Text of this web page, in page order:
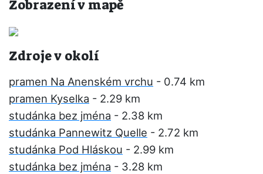
Zobrazení v mapě
Zdroje v okolí
pramen Na Anenském vrchu - 0.74 km
pramen Kyselka - 2.29 km
studánka bez jména - 2.38 km
studánka Pannewitz Quelle - 2.72 km
studánka Pod Hláskou - 2.99 km
studánka bez jména - 3.28 km